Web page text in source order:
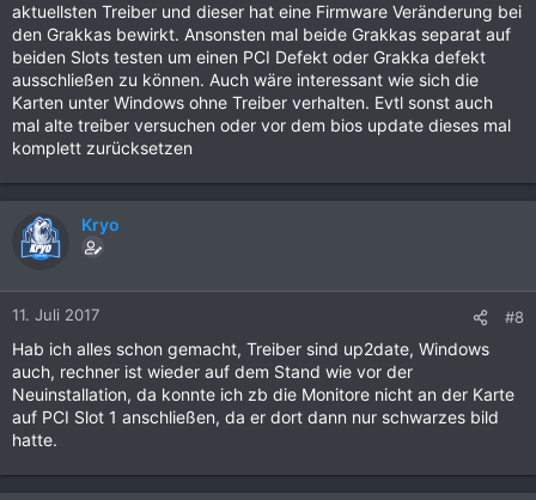
aktuellsten Treiber und dieser hat eine Firmware Veränderung bei
den Grakkas bewirkt. Ansonsten mal beide Grakkas separat auf
beiden Slots testen um einen PCI Defekt oder Grakka defekt
ausschließen zu können. Auch wäre interessant wie sich die
Karten unter Windows ohne Treiber verhalten. Evtl sonst auch
mal alte treiber versuchen oder vor dem bios update dieses mal
komplett zurücksetzen
Kryo
11. Juli 2017 #8
Hab ich alles schon gemacht, Treiber sind up2date, Windows
auch, rechner ist wieder auf dem Stand wie vor der
Neuinstallation, da konnte ich zb die Monitore nicht an der Karte
auf PCI Slot 1 anschließen, da er dort dann nur schwarzes bild
hatte.